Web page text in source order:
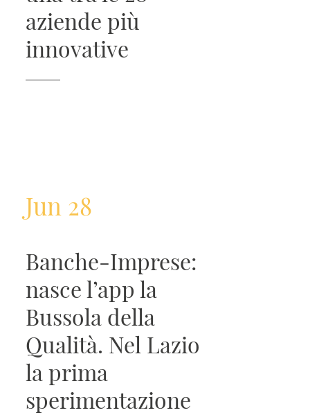
aziende più
innovative
Jun 28
Banche-Imprese:
nasce l’app la
Bussola della
Qualità. Nel Lazio
la prima
sperimentazione